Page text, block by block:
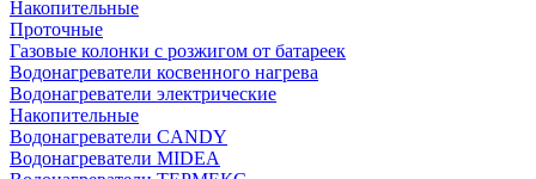
Накопительные
Проточные
Газовые колонки с розжигом от батареек
Водонагреватели косвенного нагрева
Водонагреватели электрические
Накопительные
Водонагреватели CANDY
Водонагреватели MIDEA